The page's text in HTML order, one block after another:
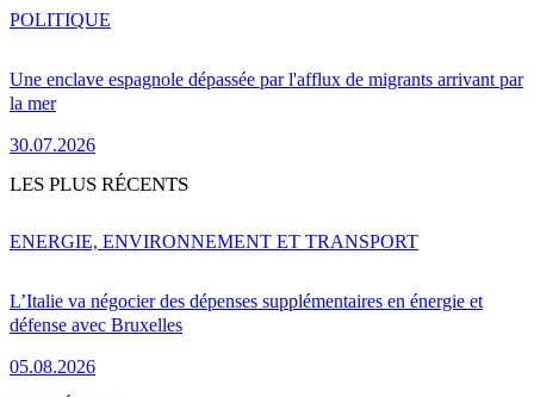
Une enclave espagnole dépassée par l'afflux de migrants arrivant par
la mer
30.07.2026
POLITIQUE
LES PLUS RÉCENTS
L’Italie va négocier des dépenses supplémentaires en énergie et
défense avec Bruxelles
05.08.2026
ENERGIE, ENVIRONNEMENT ET TRANSPORT